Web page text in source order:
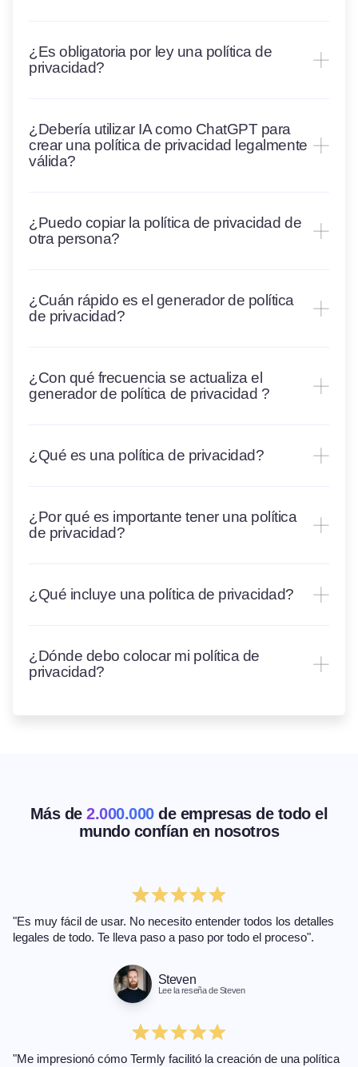
¿Es obligatoria por ley una política de
privacidad?
¿Debería utilizar IA como ChatGPT para
crear una política de privacidad legalmente
válida?
¿Puedo copiar la política de privacidad de
otra persona?
¿Cuán rápido es el generador de política
de privacidad?
¿Con qué frecuencia se actualiza el
generador de política de privacidad ?
¿Qué es una política de privacidad?
¿Por qué es importante tener una política
de privacidad?
¿Qué incluye una política de privacidad?
¿Dónde debo colocar mi política de
privacidad?
Más de2.000.000de empresas de todo el
mundo confían en nosotros
"Es muy fácil de usar. No necesito entender todos los detalles
legales de todo. Te lleva paso a paso por todo el proceso".
Steven
Lee la reseña de Steven
"Me impresionó cómo Termly facilitó la creación de una política